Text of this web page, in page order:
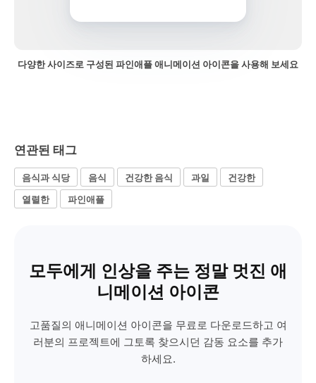
다양한 사이즈로 구성된 파인애플 애니메이션 아이콘을 사용해 보세요
연관된 태그
음식과 식당 음식 건강한 음식 과일
건강한
열렬한
파인애플
모두에게 인상을 주는 정말 멋진 애
니메이션 아이콘
고품질의 애니메이션 아이콘을 무료로 다운로드하고 여
러분의 프로젝트에 그토록 찾으시던 감동 요소를 추가
하세요.